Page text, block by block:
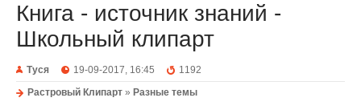
Книга - источник знаний -
Школьный клипарт
Туся 19-09-2017, 16:45
1192
Растровый Клипарт » Разные темы